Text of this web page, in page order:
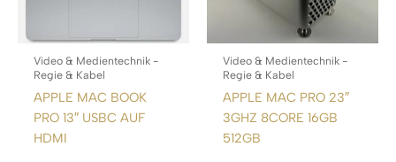
Video & Medientechnik -
Regie & Kabel
APPLE MAC BOOK
PRO 13″ USBC AUF
HDMI
Video & Medientechnik -
Regie & Kabel
APPLE MAC PRO 23″
3GHZ 8CORE 16GB
512GB